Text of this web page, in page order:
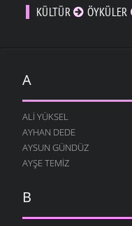
KÜLTÜR ÖYKÜLER
A
ALI YÜKSEL
AYHAN DEDE
AYSUN GÜNDÜZ
AYŞE TEMIZ
B